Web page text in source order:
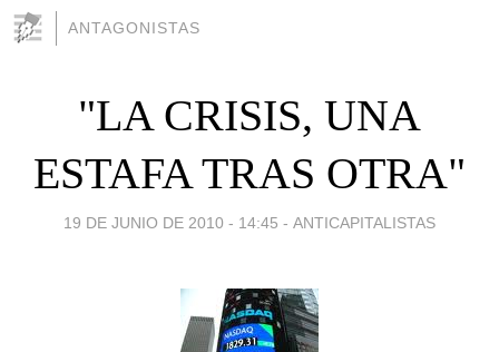
ANTAGONISTAS
"LA CRISIS, UNA
ESTAFA TRAS OTRA"
19 DE JUNIO DE 2010 - 14:45 - ANTICAPITALISTAS